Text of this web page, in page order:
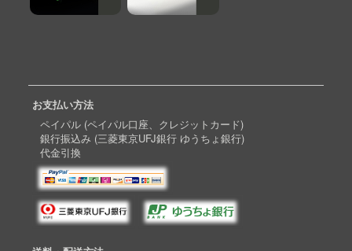
お支払い方法
ペイパル (ペイパル口座、クレジットカード)
銀行振込み (三菱東京UFJ銀行 ゆうちょ銀行)
代金引換